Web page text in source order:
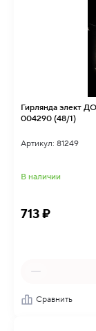
Гирлянда элект
004290 (48/1)
Артикул: 81249
В наличии
713 ₽
Сравнить